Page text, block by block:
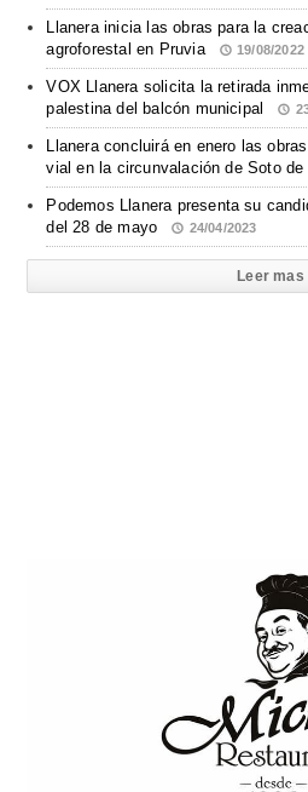
Llanera inicia las obras para la
agroforestal en Pruvia
19/08/2022
VOX Llanera solicita la retirada
palestina del balcón municipal
Llanera concluirá en enero las
vial en la circunvalación de Soto de
Podemos Llanera presenta su
del 28 de mayo
24/04/2023
Leer mas